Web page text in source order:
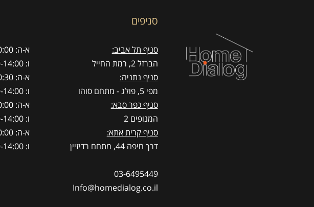
סניפים
סניף תל אביב:
הברזל 2, רמת החייל
סניף נתניה:
מפי 5, פולג - מתחם סוהו
סניף כפר סבא:
המנופים 2
סניף קרית אתא:
דרך חיפה 44, מתחם רדיזיין
03-6495449
Info@homedialog.co.il
א-ה: 9:00-20:00
ו: 9:00-14:00
א-ה: 9:30-20:30
ו: 9:00-14:00
א-ה: 9:30-20:00
ו: 9:00-14:00
א-ה: 9:30-20:00
ו: 9:00-14:00